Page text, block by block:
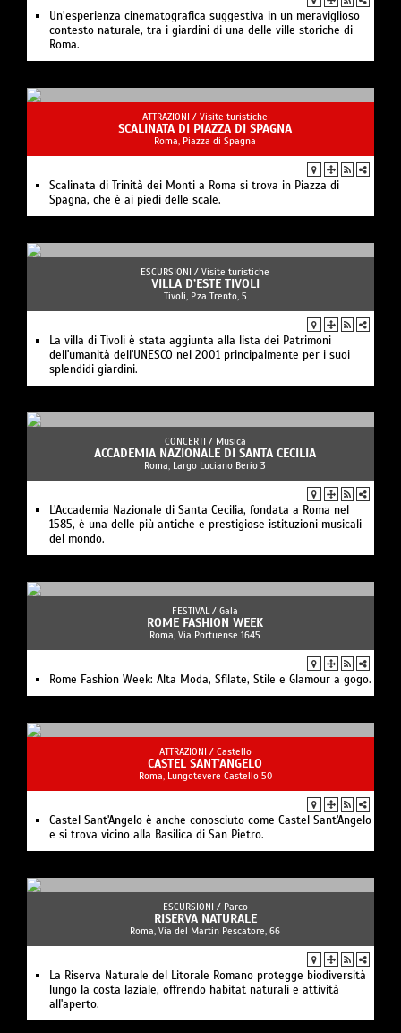
Un’esperienza cinematografica suggestiva in un meraviglioso
contesto naturale, tra i giardini di una delle ville storiche di
Roma.
ATTRAZIONI / Visite turistiche
SCALINATA DI PIAZZA DI SPAGNA
Roma, Piazza di Spagna
Scalinata di Trinità dei Monti a Roma si trova in Piazza di
Spagna, che è ai piedi delle scale.
ESCURSIONI / Visite turistiche
VILLA D’ESTE TIVOLI
Tivoli, P.za Trento, 5
La villa di Tivoli è stata aggiunta alla lista dei Patrimoni
dell'umanità dell'UNESCO nel 2001 principalmente per i suoi
splendidi giardini.
CONCERTI / Musica
ACCADEMIA NAZIONALE DI SANTA CECILIA
Roma, Largo Luciano Berio 3
L’Accademia Nazionale di Santa Cecilia, fondata a Roma nel
1585, è una delle più antiche e prestigiose istituzioni musicali
del mondo.
FESTIVAL / Gala
ROME FASHION WEEK
Roma, Via Portuense 1645
Rome Fashion Week: Alta Moda, Sfilate, Stile e Glamour a gogo.
ATTRAZIONI / Castello
CASTEL SANT’ANGELO
Roma, Lungotevere Castello 50
Castel Sant'Angelo è anche conosciuto come Castel Sant'Angelo
e si trova vicino alla Basilica di San Pietro.
ESCURSIONI / Parco
RISERVA NATURALE
Roma, Via del Martin Pescatore, 66
La Riserva Naturale del Litorale Romano protegge biodiversità
lungo la costa laziale, offrendo habitat naturali e attività
all'aperto.